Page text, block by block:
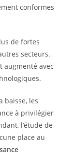
conformes
de fortes
secteurs.
augmenté avec
baisse, les
à privilégier
l’étude de
place au